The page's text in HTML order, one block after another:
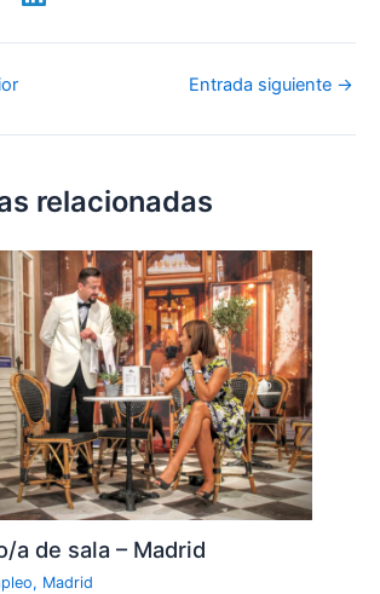
Entrada siguiente →
relacionadas
a de sala – Madrid
, Madrid